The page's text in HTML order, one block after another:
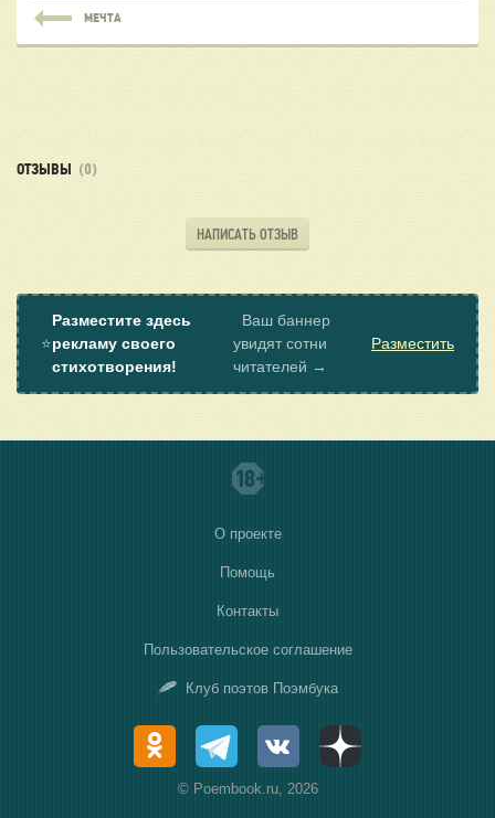
МЕЧТА
ОТЗЫВЫ (0)
НАПИСАТЬ ОТЗЫВ
⭐
Разместите здесь
рекламу своего
стихотворения!
Ваш баннер
увидят сотни
читателей →
Разместить
О проекте
Помощь
Контакты
Пользовательское соглашение
Клуб поэтов Поэмбука
© Poembook.ru, 2026